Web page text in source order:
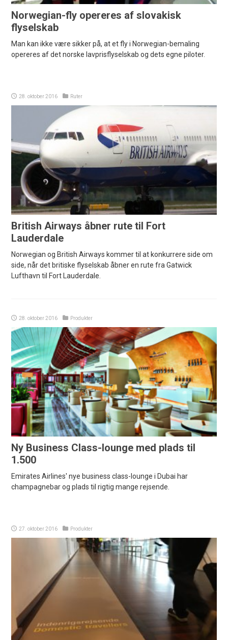
Norwegian-fly opereres af slovakisk
flyselskab
Man kan ikke være sikker på, at et fly i Norwegian-bemaling
opereres af det norske lavprisflyselskab og dets egne piloter.
28. oktober 2016 Ruter
British Airways åbner rute til Fort
Lauderdale
Norwegian og British Airways kommer til at konkurrere side om
side, når det britiske flyselskab åbner en rute fra Gatwick
Lufthavn til Fort Lauderdale.
28. oktober 2016 Produkter
Ny Business Class-lounge med plads til
1.500
Emirates Airlines' nye business class-lounge i Dubai har
champagnebar og plads til rigtig mange rejsende.
27. oktober 2016 Produkter